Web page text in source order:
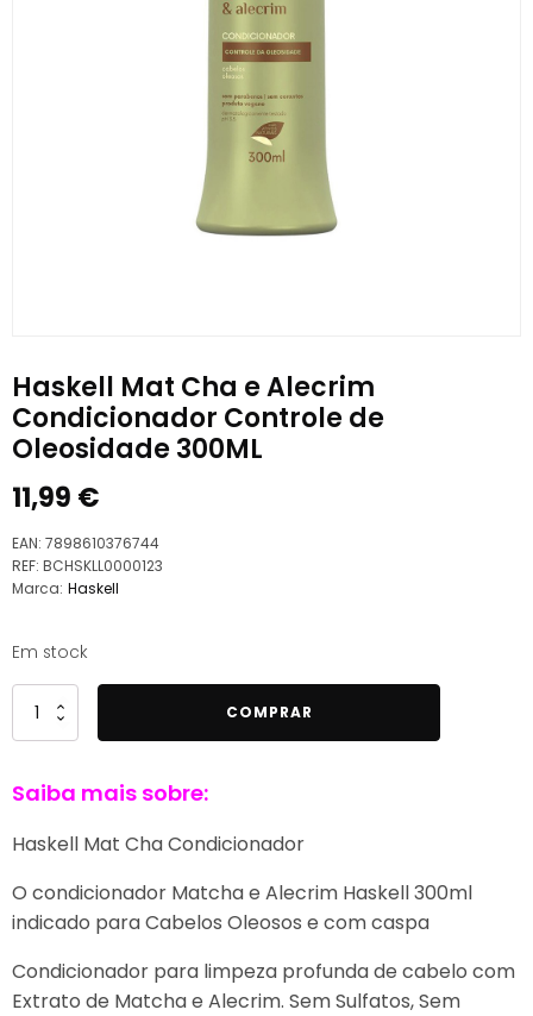
Haskell Mat Cha e Alecrim
Condicionador Controle de
Oleosidade 300ML
11,99 €
EAN: 7898610376744
REF: BCHSKLL0000123
Marca: Haskell
Em stock
Quantidade
de
Mat
e
Controle
de
Oleosidade
COMPRAR
Saiba mais sobre:
Haskell Mat Cha Condicionador
O condicionador Matcha e Alecrim Haskell 300ml
indicado para Cabelos Oleosos e com caspa
Condicionador para limpeza profunda de cabelo com
Extrato de Matcha e Alecrim. Sem Sulfatos, Sem